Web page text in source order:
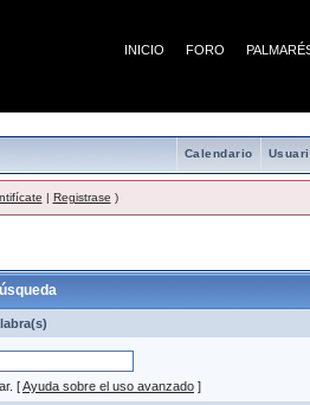
INICIO FORO
Calendario
| Registrase )
[Ayuda sobre el uso avanzado ]